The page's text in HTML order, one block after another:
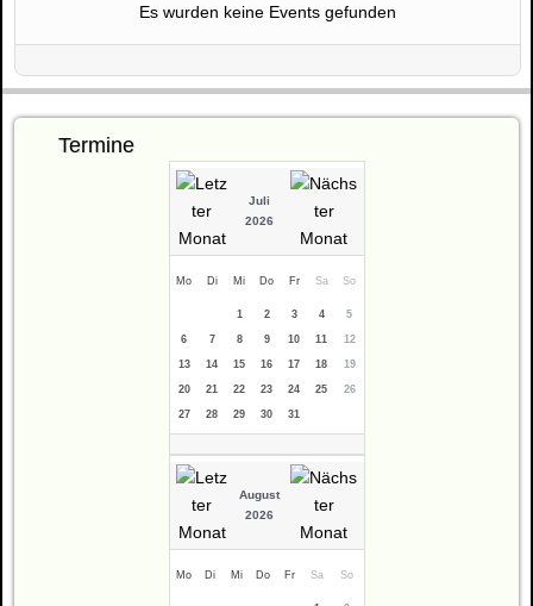
Es wurden keine Events gefunden
Termine
Juli
2026
Mo Di Mi Do Fr Sa So
1 2 3 4 5
6 7 8 9 10 11 12
13 14 15 16 17 18 19
20 21 22 23 24 25 26
27 28 29 30 31
August
2026
Mo Di Mi Do Fr Sa So